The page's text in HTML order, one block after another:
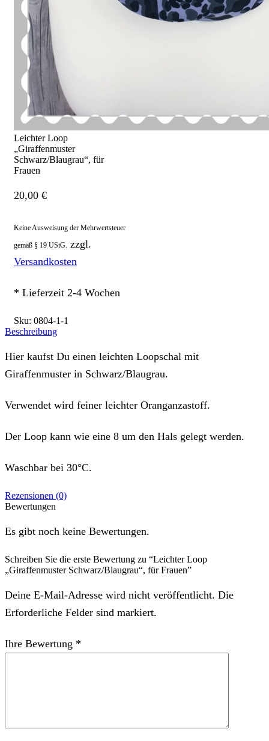
Leichter Loop
„Giraffenmuster
Schwarz/Blaugrau“, für
Frauen
20,00 €
Keine Ausweisung der Mehrwertsteuer
gemäß § 19 UStG. zzgl.
Versandkosten
* Lieferzeit 2-4 Wochen
Sku: 0804-1-1
Beschreibung
Hier kaufst Du einen leichten Loopschal mit
Giraffenmuster in Schwarz/Blaugrau.
Verwendet wird feiner leichter Oranganzastoff.
Der Loop kann wie eine 8 um den Hals gelegt werden.
Waschbar bei 30°C.
Rezensionen (0)
Bewertungen
Es gibt noch keine Bewertungen.
Schreiben Sie die erste Bewertung zu “Leichter Loop
„Giraffenmuster Schwarz/Blaugrau“, für Frauen”
Deine E-Mail-Adresse wird nicht veröffentlicht. Die
Erforderliche Felder sind markiert.
Ihre Bewertung *